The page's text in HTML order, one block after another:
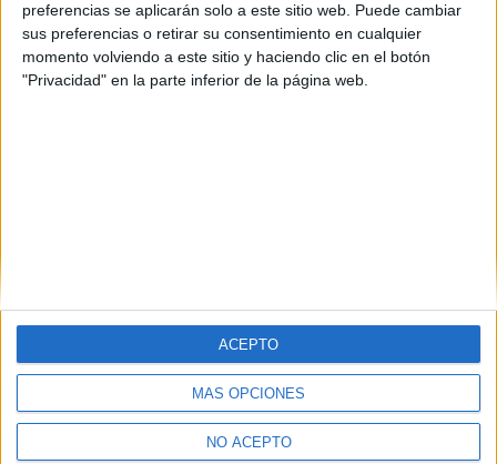
preferencias se aplicarán solo a este sitio web. Puede cambiar
sus preferencias o retirar su consentimiento en cualquier
momento volviendo a este sitio y haciendo clic en el botón
"Privacidad" en la parte inferior de la página web.
MÁS OPCIONES
NO ACEPTO
ACEPTO
Quiénes somos|Contactar|Anúnciate
Politica de privacidad|Condiciones generales
de cookies